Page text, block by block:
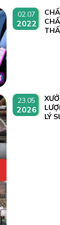
02.07
2022
23.05
2026
LÝ